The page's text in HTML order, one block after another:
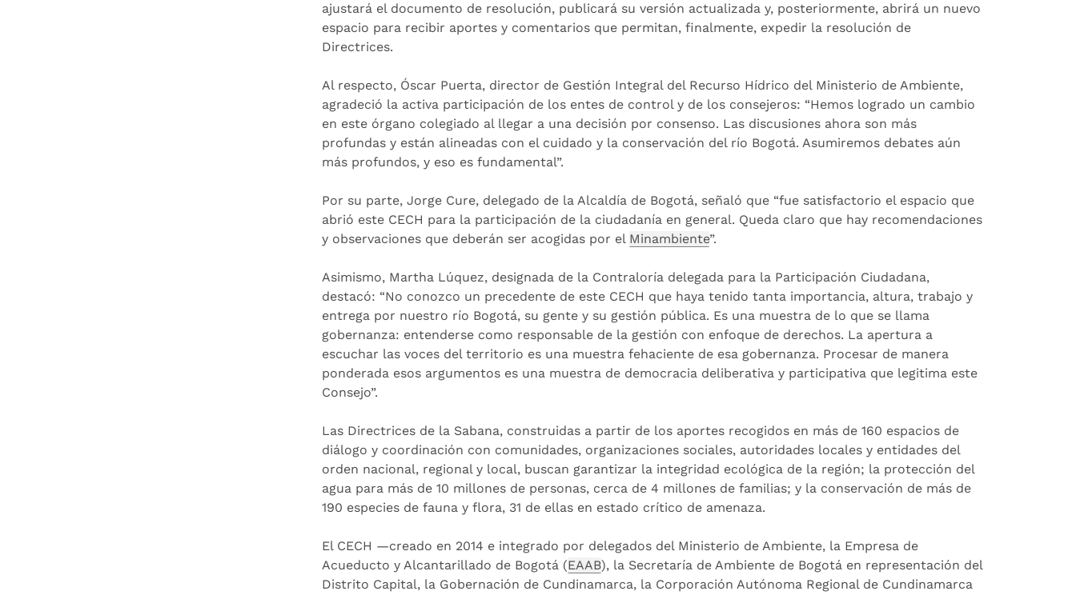
ajustará el documento de resolución, publicará su versión actualizada y, posteriormente, abrirá un nuevo
espacio para recibir aportes y comentarios que permitan, finalmente, expedir la resolución de
Directrices.
Al respecto, Óscar Puerta, director de Gestión Integral del Recurso Hídrico del Ministerio de Ambiente,
agradeció la activa participación de los entes de control y de los consejeros: “Hemos logrado un cambio
en este órgano colegiado al llegar a una decisión por consenso. Las discusiones ahora son más
profundas y están alineadas con el cuidado y la conservación del río Bogotá. Asumiremos debates aún
más profundos, y eso es fundamental”.
Por su parte, Jorge Cure, delegado de la Alcaldía de Bogotá, señaló que “fue satisfactorio el espacio que
abrió este CECH para la participación de la ciudadanía en general. Queda claro que hay recomendaciones
y observaciones que deberán ser acogidas por el Minambiente”.
Asimismo, Martha Lúquez, designada de la Contraloría delegada para la Participación Ciudadana,
destacó: “No conozco un precedente de este CECH que haya tenido tanta importancia, altura, trabajo y
entrega por nuestro río Bogotá, su gente y su gestión pública. Es una muestra de lo que se llama
gobernanza: entenderse como responsable de la gestión con enfoque de derechos. La apertura a
escuchar las voces del territorio es una muestra fehaciente de esa gobernanza. Procesar de manera
ponderada esos argumentos es una muestra de democracia deliberativa y participativa que legitima este
Consejo”.
Las Directrices de la Sabana, construidas a partir de los aportes recogidos en más de 160 espacios de
diálogo y coordinación con comunidades, organizaciones sociales, autoridades locales y entidades del
orden nacional, regional y local, buscan garantizar la integridad ecológica de la región; la protección del
agua para más de 10 millones de personas, cerca de 4 millones de familias; y la conservación de más de
190 especies de fauna y flora, 31 de ellas en estado crítico de amenaza.
El CECH —creado en 2014 e integrado por delegados del Ministerio de Ambiente, la Empresa de
Acueducto y Alcantarillado de Bogotá (EAAB), la Secretaría de Ambiente de Bogotá en representación del
Distrito Capital, la Gobernación de Cundinamarca, la Corporación Autónoma Regional de Cundinamarca